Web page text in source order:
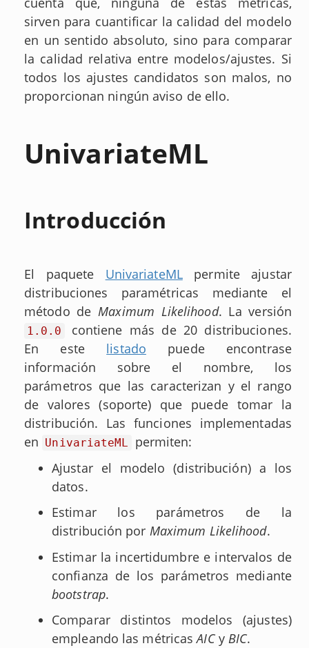
sirven para cuantificar la calidad del modelo
en un sentido absoluto, sino para comparar
la calidad relativa entre modelos/ajustes. Si
todos los ajustes candidatos son malos, no
proporcionan ningún aviso de ello.
UnivariateML
Introducción
El paquete UnivariateMLpermite ajustar
distribuciones paramétricas mediante el
método deMaximum Likelihood. La versión
1.0.0
contiene más de 20 distribuciones.
En este listado puede encontrase
información sobre el nombre, los
parámetros que las caracterizan y el rango
de valores (soporte) que puede tomar la
distribución. Las funciones implementadas
en UnivariateML
permiten:
Ajustar el modelo (distribución) a los
datos.
Estimar los parámetros de la
distribución por Maximum Likelihood.
Estimar la incertidumbre e intervalos de
confianza de los parámetros mediante
bootstrap.
Comparar distintos modelos (ajustes)
empleando las métricasAICy BIC.